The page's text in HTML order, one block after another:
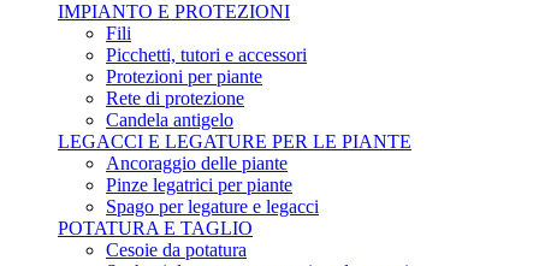
IMPIANTO E PROTEZIONI
Fili
Picchetti, tutori e accessori
Protezioni per piante
Rete di protezione
Candela antigelo
LEGACCI E LEGATURE PER LE PIANTE
Ancoraggio delle piante
Pinze legatrici per piante
Spago per legature e legacci
POTATURA E TAGLIO
Cesoie da potatura